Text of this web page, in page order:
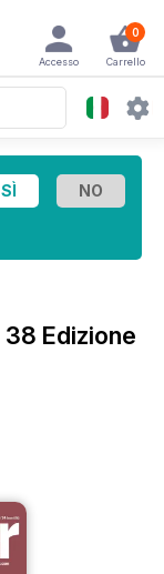
0
Carrello
Accesso
38 Edizione